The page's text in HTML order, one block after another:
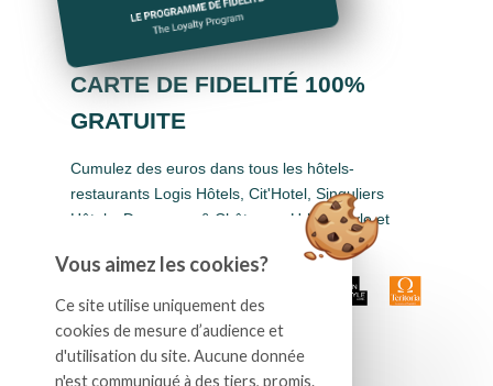
CARTE DE FIDELITÉ 100%
GRATUITE
Cumulez des euros dans tous les hôtels-
restaurants Logis Hôtels, Cit'Hotel, Singuliers
Hôtels, Demeures & Châteaux, Urban Style et
Vous aimez les cookies?
Ce site utilise uniquement des
cookies de mesure d’audience et
d'utilisation du site. Aucune donnée
n'est communiqué à des tiers, promis.